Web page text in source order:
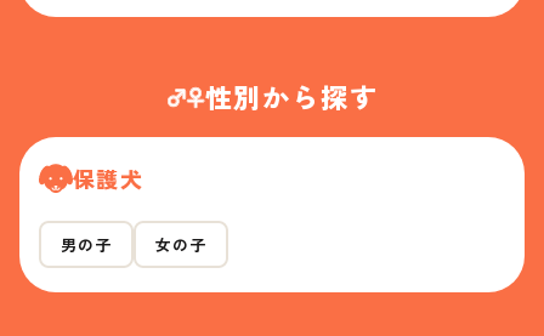
性別から探す
保護犬
男の子 女の子